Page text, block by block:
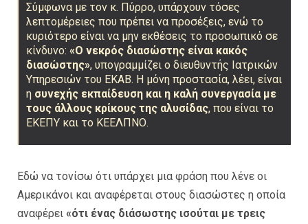
Σύμφωνα με τον κ. Πύρρο, υπάρχουν τόσες
λεπτομέρειες που πρέπει να προσέξεις, ενώ το
κυριότερο είναι να μην εκθέσεις το προσωπικό σε
κίνδυνο:«Ο νεκρός διασώστης είναι κακός
διασώστης», υπογραμμίζει ο διευθυντής Ιατρικών
Υπηρεσιών του ΕΚΑΒ. Η μόνη προστασία, λέει, είναι
η συνεχής εκπαίδευση και η καλή συνεργασία με
τους άλλους κρίκους της αλυσίδας, που είναι το
ΕΚΕΠΥ και το ΚΕΕΛΠΝΟ.
Εδώ να τονίσω ότι υπάρχει μια φράση που λένε οι
Αμερικάνοι και αναφέρεται στους διασώστες η οποία
αναφέρει «ότι ένας διάσωστης ισούται με τρεις